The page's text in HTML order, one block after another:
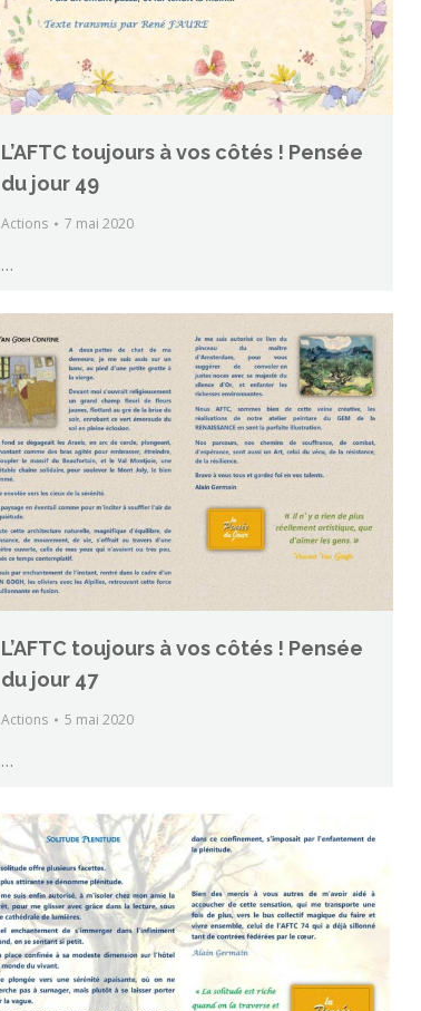
L’AFTC toujours à vos côtés ! Pensée
du jour 49
Actions 7 mai 2020
…
L’AFTC toujours à vos côtés ! Pensée
du jour 47
Actions 5 mai 2020
…